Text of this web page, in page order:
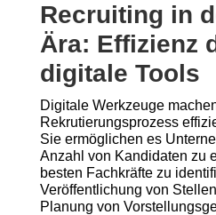
Recruiting in
Ära: Effizienz
digitale Tools
Digitale Werkzeuge
Rekrutierungsprozess
Sie ermöglichen es
Anzahl von Kandidaten zu
besten Fachkräfte zu
Veröffentlichung von
Planung von